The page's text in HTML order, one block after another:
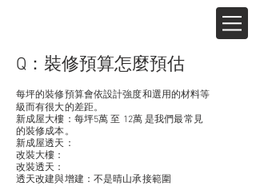
Q：裝修預算怎麼預估
每坪的裝修預算會依設計強度和選用的材料等
級而有很大的差距。
新成屋大樓：每坪5萬 至 12萬 是我們最常見
的裝修成本。
新成屋透天：
改裝大樓：
改裝透天：
透天改建與增建：不是晴山承接範圍